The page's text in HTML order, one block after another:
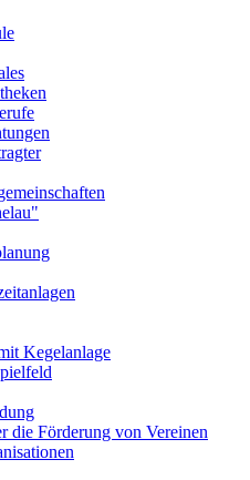
Kegelanlage
die Förderung von Vereinen